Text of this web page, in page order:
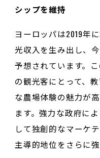
シップを維持
ヨーロッパは2019年
光収入を生み出し、
予想されています。
の観光客にとって、
な農場体験の魅力が
ます。強力な政府に
して独創的なマーケ
主導的地位をさらに強